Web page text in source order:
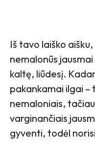
Iš tavo laiško
nemalonūs
kaltę, liūdesį.
pakankamai ilgai
nemaloniais,
varginančiais
gyventi, todėl